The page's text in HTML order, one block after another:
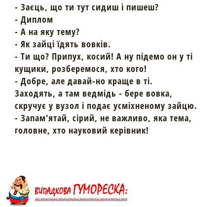
- Заєць, що ти тут сидиш і пишеш?
- Диплом
- А на яку тему?
- Як зайці їдять вовків.
- Ти що? Припух, косий! А ну підемо он у ті
кущики, розберемося, хто кого!
- Добре, але давай-но краще в ті.
Заходять, а там ведмідь - бере вовка,
скручує у вузол і подає усміхненому зайцю.
- Запам'ятай, сірий, не важливо, яка тема,
головне, хто науковий керівник!